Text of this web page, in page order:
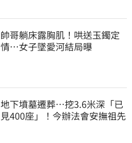
帥哥躺床露胸肌！哄送玉鐲定
情…女子墜愛河結局曝
地下墳墓遷葬…挖3.6米深「已
見400座」！今辦法會安撫祖先